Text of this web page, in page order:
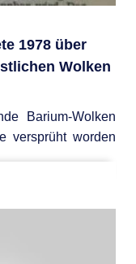
1978 über
Wolken
Barium-Wolken
versprüht worden